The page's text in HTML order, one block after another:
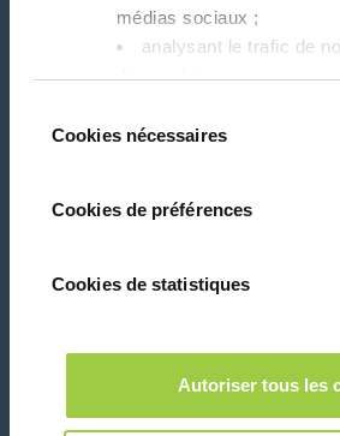
médias sociaux ; ​
analysant le trafic de
des cookies.​
refuser ou de les
panique, vous pourrez
tout moment vos choix
les cookies.​ ​ ​
duCookies nécessaires
Cookies de préférences
Cookies de statistiques
Marketing
Autoriser tous les
Suivez-nous sur:
26 Rue des Coulons - 94360 Bry-